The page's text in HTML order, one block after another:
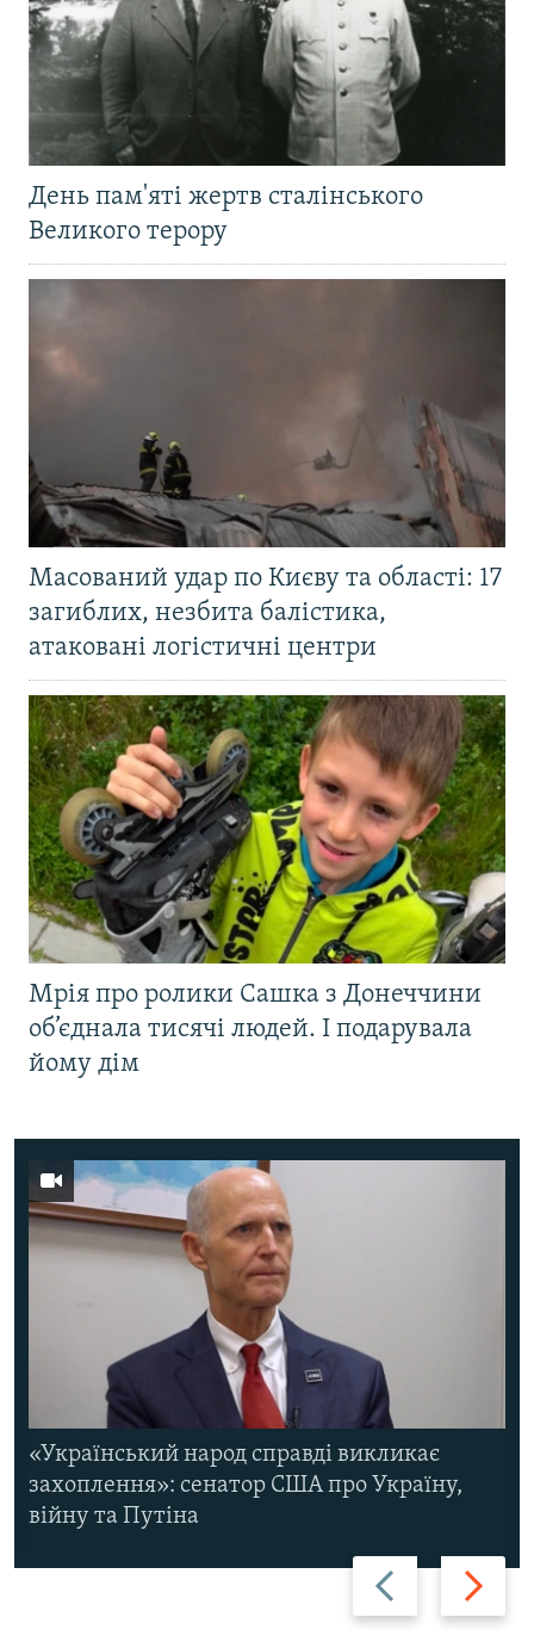
День пам'яті жертв сталінського
Великого терору
Масований удар по Києву та області: 17
загиблих, незбита балістика,
атаковані логістичні центри
Мрія про ролики Сашка з Донеччини
об’єднала тисячі людей. І подарувала
йому дім
Назад Вперед
«Український народ справді викликає
захоплення»: сенатор США про Україну,
війну та Путіна